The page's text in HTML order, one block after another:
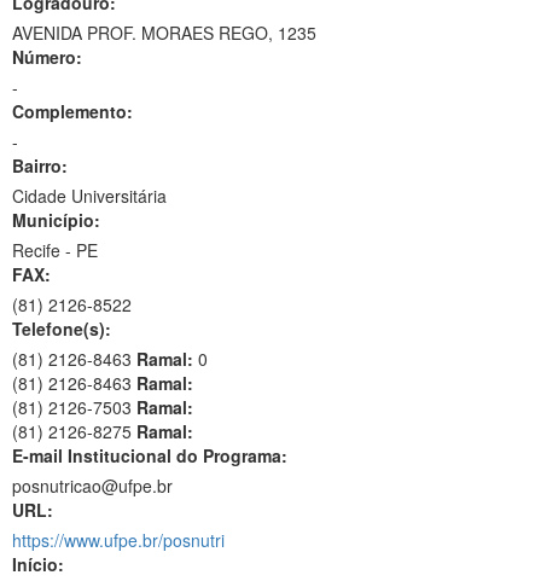
AVENIDA PROF. MORAES REGO, 1235
Número:
-
Complemento:
-
Bairro:
Cidade Universitária
Município:
Recife - PE
FAX:
(81) 2126-8522
Telefone(s):
(81) 2126-8463 Ramal: 0
(81) 2126-8463 Ramal:
(81) 2126-7503 Ramal:
(81) 2126-8275 Ramal:
E-mail Institucional do Programa:
posnutricao@ufpe.br
URL:
https://www.ufpe.br/posnutri
Início: